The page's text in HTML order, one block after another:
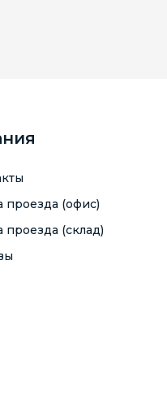
проезда (офис)
проезда (склад)